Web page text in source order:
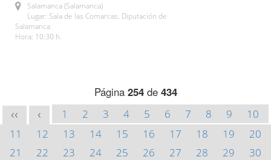
Salamanca (Salamanca)
Lugar: Sala de las Comarcas. Diputación de
Salamanca
Hora: 10:30 h.
Página 254de 434
<< < 1 2 3 4 5 6 7 8 9
10
11
12 13 14 15 16 17 18 19
20
21
22 23 24 25 26 27 28 29
30